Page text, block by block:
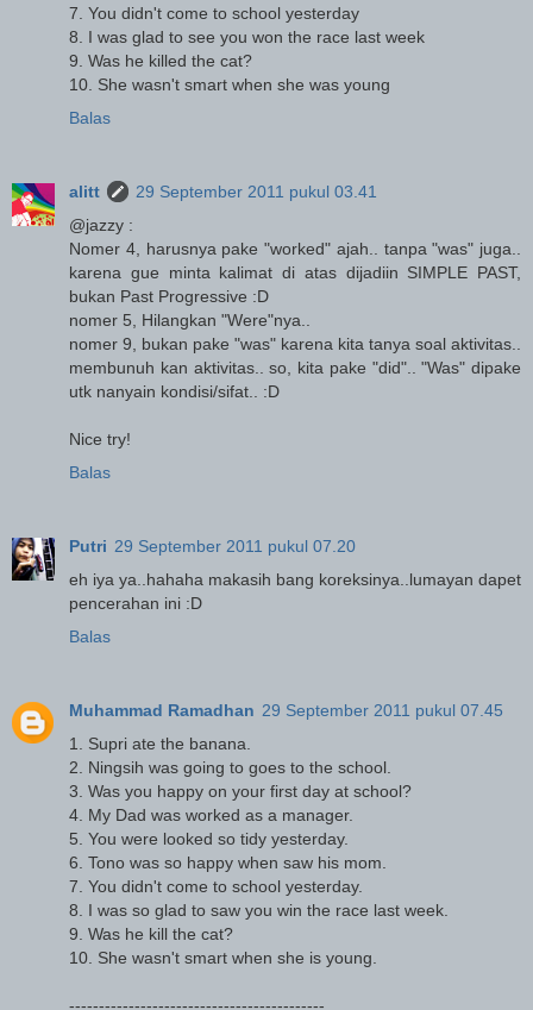
7. You didn't come to school yesterday
8. I was glad to see you won the race last week
9. Was he killed the cat?
10. She wasn't smart when she was young
Balas
alitt
29 September 2011 pukul 03.41
@jazzy :
Nomer 4, harusnya pake "worked" ajah.. tanpa "was" juga..
karena gue minta kalimat di atas dijadiin SIMPLE PAST,
bukan Past Progressive :D
nomer 5, Hilangkan "Were"nya..
nomer 9, bukan pake "was" karena kita tanya soal aktivitas..
membunuh kan aktivitas.. so, kita pake "did".. "Was" dipake
utk nanyain kondisi/sifat.. :D
Nice try!
Balas
Putri 29 September 2011 pukul 07.20
eh iya ya..hahaha makasih bang koreksinya..lumayan dapet
pencerahan ini :D
Balas
Muhammad Ramadhan 29 September 2011 pukul 07.45
1. Supri ate the banana.
2. Ningsih was going to goes to the school.
3. Was you happy on your first day at school?
4. My Dad was worked as a manager.
5. You were looked so tidy yesterday.
6. Tono was so happy when saw his mom.
7. You didn't come to school yesterday.
8. I was so glad to saw you win the race last week.
9. Was he kill the cat?
10. She wasn't smart when she is young.
-------------------------------------------